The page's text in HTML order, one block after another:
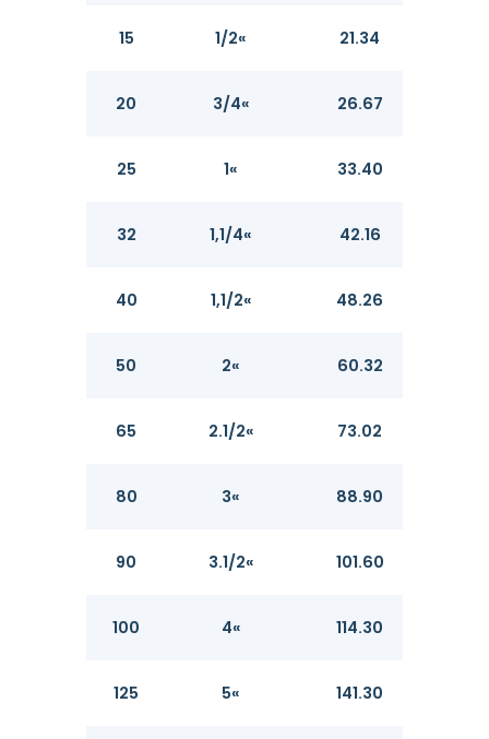
15 1/2« 21.34
20 3/4« 26.67
25 1« 33.40
32 1,1/4« 42.16
40 1,1/2« 48.26
50 2« 60.32
65 2.1/2« 73.02
80 3« 88.90
90 3.1/2« 101.60
100 4« 114.30
125 5« 141.30